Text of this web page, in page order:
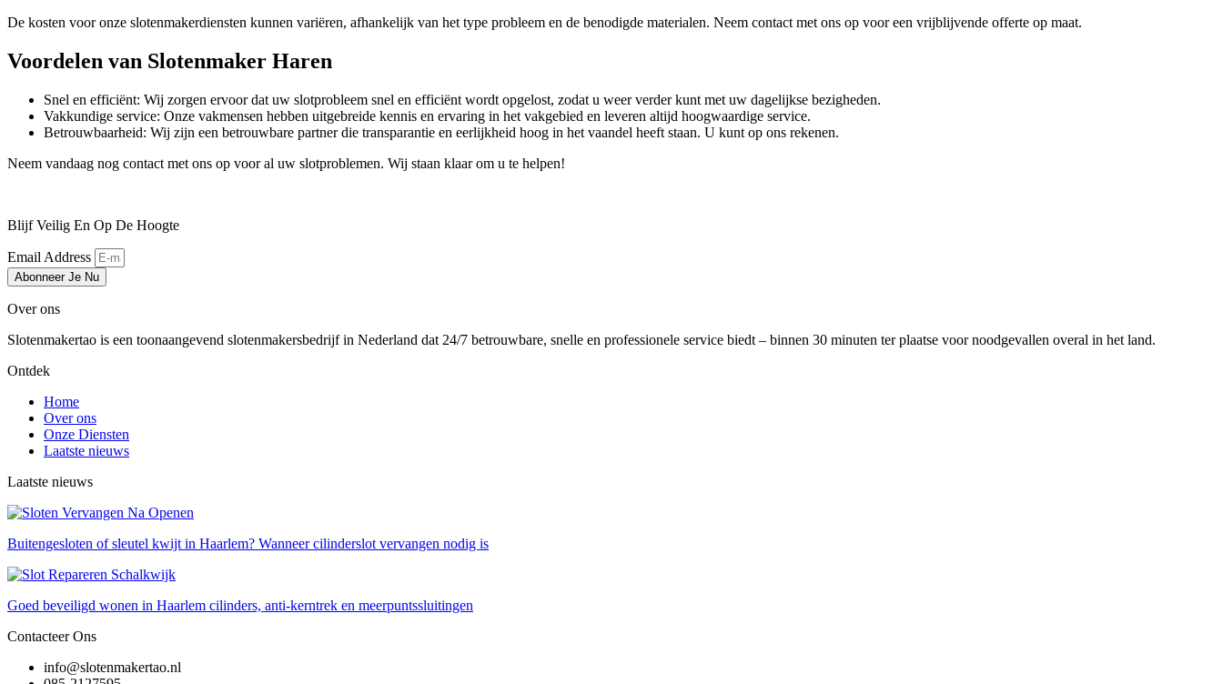
De kosten voor onze slotenmakerdiensten kunnen variëren, afhankelijk van het type probleem en de benodigde materialen. Neem contact met ons op voor een vrijblijvende offerte op maat.
Voordelen van Slotenmaker Haren
Snel en efficiënt: Wij zorgen ervoor dat uw slotprobleem snel en efficiënt wordt opgelost, zodat u weer verder kunt met uw dagelijkse bezigheden.
Vakkundige service: Onze vakmensen hebben uitgebreide kennis en ervaring in het vakgebied en leveren altijd hoogwaardige service.
Betrouwbaarheid: Wij zijn een betrouwbare partner die transparantie en eerlijkheid hoog in het vaandel heeft staan. U kunt op ons rekenen.
Neem vandaag nog contact met ons op voor al uw slotproblemen. Wij staan klaar om u te helpen!
Blijf Veilig En Op De Hoogte
Email Address
Abonneer Je Nu
Over ons
Slotenmakertao is een toonaangevend slotenmakersbedrijf in Nederland dat 24/7 betrouwbare, snelle en professionele service biedt – binnen 30 minuten ter plaatse voor noodgevallen overal in het land.
Ontdek
Home
Over ons
Onze Diensten
Laatste nieuws
Laatste nieuws
Buitengesloten of sleutel kwijt in Haarlem? Wanneer cilinderslot vervangen nodig is
Goed beveiligd wonen in Haarlem cilinders, anti-kerntrek en meerpuntssluitingen
Contacteer Ons
info@slotenmakertao.nl